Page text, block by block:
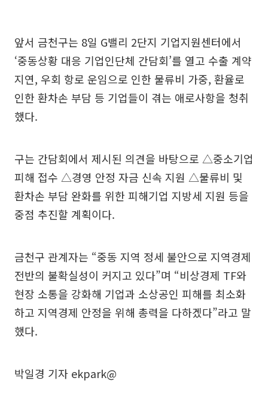
앞서 금천구는 8일 G밸리 2단지 기업지원센터에서
‘중동상황 대응 기업인단체 간담회’를 열고 수출 계약
지연, 우회 항로 운임으로 인한 물류비 가중, 환율로
인한 환차손 부담 등 기업들이 겪는 애로사항을 청취
했다.
구는 간담회에서 제시된 의견을 바탕으로 △중소기업
피해 접수 △경영 안정 자금 신속 지원 △물류비 및
환차손 부담 완화를 위한 피해기업 지방세 지원 등을
중점 추진할 계획이다.
금천구 관계자는 “중동 지역 정세 불안으로 지역경제
전반의 불확실성이 커지고 있다”며 “비상경제 TF와
현장 소통을 강화해 기업과 소상공인 피해를 최소화
하고 지역경제 안정을 위해 총력을 다하겠다”라고 말
했다.
박일경 기자 ekpark@